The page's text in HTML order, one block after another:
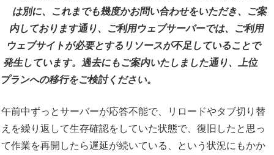
は別に、これまでも幾度かお問い合わせをいただき、ご案
内しております通り、ご利用ウェブサーバーでは、ご利用
ウェブサイトが必要とするリソースが不足していることで
発生しています。過去にもご案内いたしました通り、上位
プランへの移行をご検討ください。
午前中ずっとサーバーが応答不能で、リロードやタブ切り替
えを繰り返して生存確認をしていた状態で、復旧したと思っ
て作業を再開したら遅延が続いている、という状況にもかか